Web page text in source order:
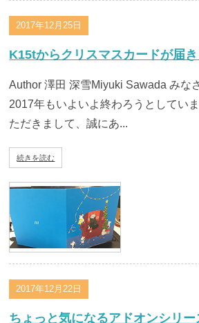
2017年12月25日
K15tからクリスマスカードが届
Author 澤田 深雪Miyuki Sawada みな
2017年もいよいよ終わろうとしてい
ただきまして、誠にあ...
続きを読む
2017年12月22日
ちょっと気になるアドオンシリ